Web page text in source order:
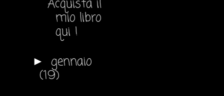
Acquista il
mio libro
qui !
► gennaio
(19)